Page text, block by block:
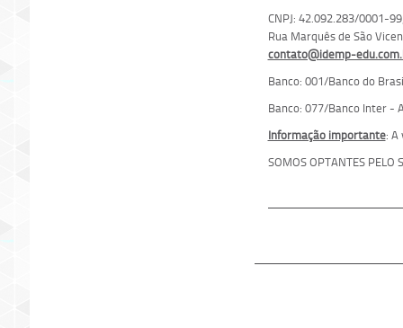
CNPJ: 42.092.283/0001-
Rua Marquês de São
contato@idemp-
Banco: 001/Banco do
Banco: 077/Banco Inter -
Informação importante: A
SOMOS OPTANTES PELO